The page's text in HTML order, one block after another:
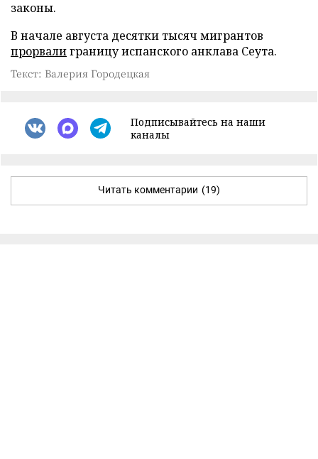
законы.
В начале августа десятки тысяч мигрантов
прорвалиграницу испанского анклава Сеута.
Текст: Валерия Городецкая
Подписывайтесь на наши
каналы
Читать комментарии (19)